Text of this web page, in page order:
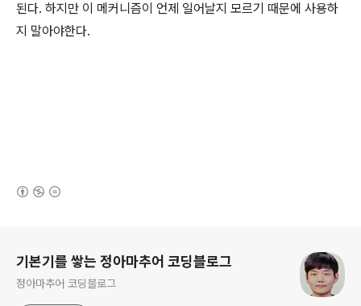
된다. 하지만 이 메커니즘이 언제 일어날지 모르기 때문에 사용하
지 말아야한다.
기본기를 쌓는 정아마추어 코딩블로그
정아마추어 코딩블로그